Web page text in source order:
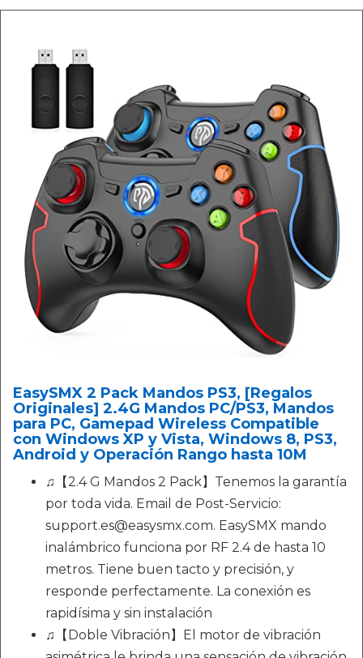
EasySMX 2 Pack Mandos PS3, [Regalos
Originales] 2.4G Mandos PC/PS3, Mandos
para PC, Gamepad Wireless Compatible
con Windows XP y Vista, Windows 8, PS3,
Android y Operación Rango hasta 10M
♫【2.4 G Mandos 2 Pack】Tenemos la garantía
por toda vida. Email de Post-Servicio:
support.es@easysmx.com. EasySMX mando
inalámbrico funciona por RF 2.4 de hasta 10
metros. Tiene buen tacto y precisión, y
responde perfectamente. La conexión es
rapidísima y sin instalación
♫【Doble Vibración】El motor de vibración